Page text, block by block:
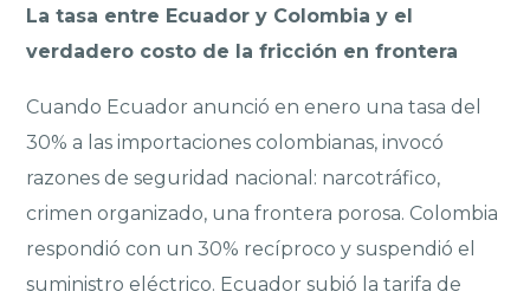
La tasa entre Ecuador y Colombia y el
verdadero costo de la fricción en frontera
Cuando Ecuador anunció en enero una tasa del
30% a las importaciones colombianas, invocó
razones de seguridad nacional: narcotráfico,
crimen organizado, una frontera porosa. Colombia
respondió con un 30% recíproco y suspendió el
suministro eléctrico. Ecuador subió la tarifa de